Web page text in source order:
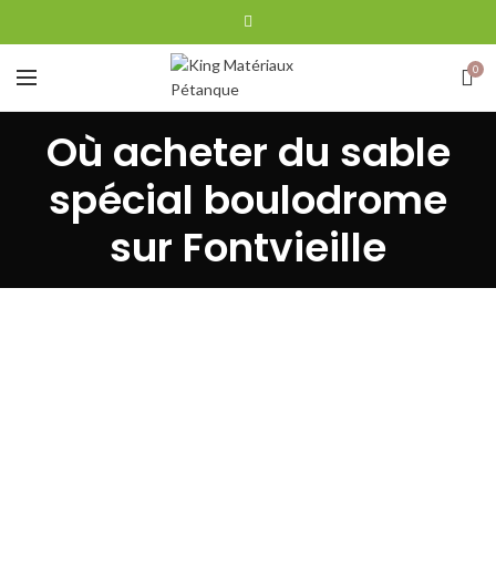
0
Où acheter du sable
spécial boulodrome
sur Fontvieille